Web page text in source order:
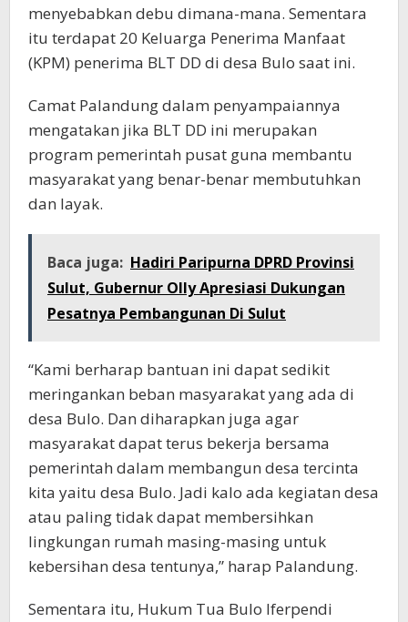
menyebabkan debu dimana-mana. Sementara
itu terdapat 20 Keluarga Penerima Manfaat
(KPM) penerima BLT DD di desa Bulo saat ini.
Camat Palandung dalam penyampaiannya
mengatakan jika BLT DD ini merupakan
program pemerintah pusat guna membantu
masyarakat yang benar-benar membutuhkan
dan layak.
Baca juga: Hadiri Paripurna DPRD Provinsi
Sulut, Gubernur Olly Apresiasi Dukungan
Pesatnya Pembangunan Di Sulut
“Kami berharap bantuan ini dapat sedikit
meringankan beban masyarakat yang ada di
desa Bulo. Dan diharapkan juga agar
masyarakat dapat terus bekerja bersama
pemerintah dalam membangun desa tercinta
kita yaitu desa Bulo. Jadi kalo ada kegiatan desa
atau paling tidak dapat membersihkan
lingkungan rumah masing-masing untuk
kebersihan desa tentunya,” harap Palandung.
Sementara itu, Hukum Tua Bulo Iferpendi